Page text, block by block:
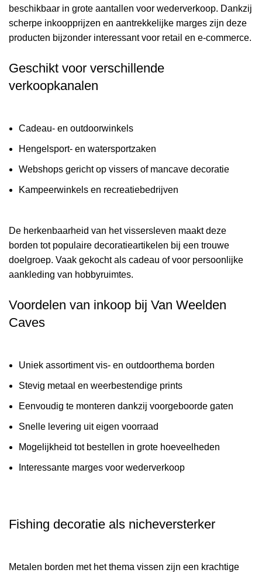
beschikbaar in grote aantallen voor wederverkoop. Dankzij
scherpe inkoopprijzen en aantrekkelijke marges zijn deze
producten bijzonder interessant voor retail en e-commerce.
Geschikt voor verschillende
verkoopkanalen
Cadeau- en outdoorwinkels
Hengelsport- en watersportzaken
Webshops gericht op vissers of mancave decoratie
Kampeerwinkels en recreatiebedrijven
De herkenbaarheid van het vissersleven maakt deze
borden tot populaire decoratieartikelen bij een trouwe
doelgroep. Vaak gekocht als cadeau of voor persoonlijke
aankleding van hobbyruimtes.
Voordelen van inkoop bij Van Weelden
Caves
Uniek assortiment vis- en outdoorthema borden
Stevig metaal en weerbestendige prints
Eenvoudig te monteren dankzij voorgeboorde gaten
Snelle levering uit eigen voorraad
Mogelijkheid tot bestellen in grote hoeveelheden
Interessante marges voor wederverkoop
Fishing decoratie als nicheversterker
Metalen borden met het thema vissen zijn een krachtige